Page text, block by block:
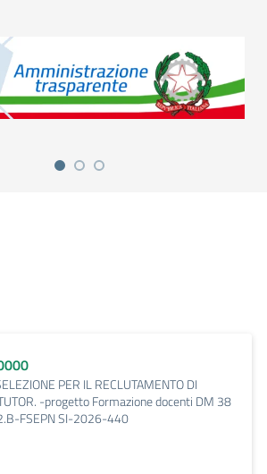
PER IL RECLUTAMENTO DI
-progetto Formazione docenti DM 38
FSEPN SI-2026-440